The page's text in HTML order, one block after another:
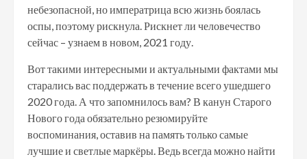
небезопасной, но императрица всю жизнь боялась
оспы, поэтому рискнула. Рискнет ли человечество
сейчас – узнаем в новом, 2021 году.
Вот такими интересными и актуальными фактами мы
старались вас поддержать в течение всего ушедшего
2020 года. А что запомнилось вам? В канун Старого
Нового года обязательно резюмируйте
воспоминания, оставив на память только самые
лучшие и светлые маркёры. Ведь всегда можно найти